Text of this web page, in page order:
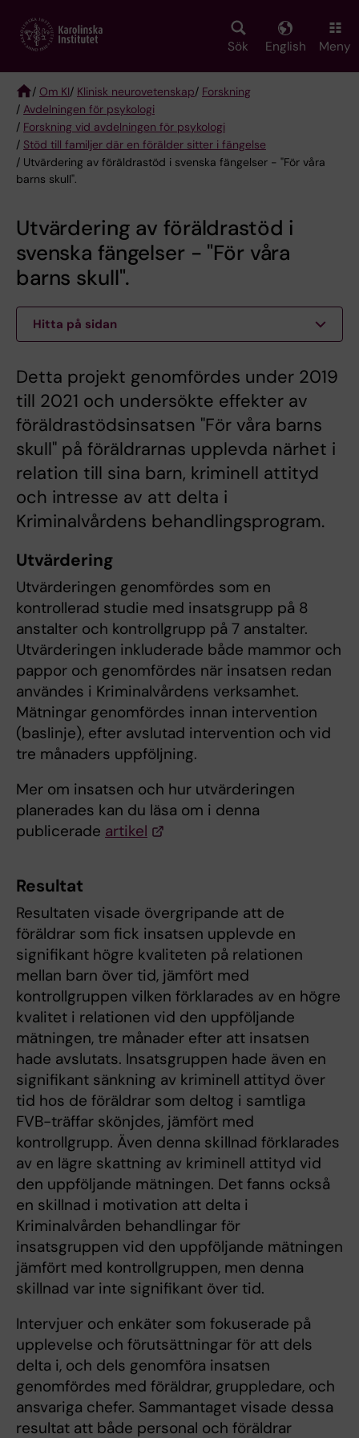
main
Sök English Meny
Breadcrumb
/ Om KI/ Klinisk neurovetenskap/ Forskning
/ Avdelningen för psykologi
/ Forskning vid avdelningen för psykologi
/ Stöd till familjer där en förälder sitter i fängelse
/ Utvärdering av föräldrastöd i svenska fängelser - "För våra
barns skull".
Utvärdering av föräldrastöd i
svenska fängelser - "För våra
barns skull".
Hitta på sidan
Detta projekt genomfördes under 2019
till 2021 och undersökte effekter av
föräldrastödsinsatsen "För våra barns
skull" på föräldrarnas upplevda närhet i
relation till sina barn, kriminell attityd
och intresse av att delta i
Kriminalvårdens behandlingsprogram.
Utvärdering
Utvärderingen genomfördes som en
kontrollerad studie med insatsgrupp på 8
anstalter och kontrollgrupp på 7 anstalter.
Utvärderingen inkluderade både mammor och
pappor och genomfördes när insatsen redan
användes i Kriminalvårdens verksamhet.
Mätningar genomfördes innan intervention
(baslinje), efter avslutad intervention och vid
tre månaders uppföljning.
Mer om insatsen och hur utvärderingen
planerades kan du läsa om i denna
publicerade artikel
Resultat
Resultaten visade övergripande att de
föräldrar som fick insatsen upplevde en
signifikant högre kvaliteten på relationen
mellan barn över tid, jämfört med
kontrollgruppen vilken förklarades av en högre
kvalitet i relationen vid den uppföljande
mätningen, tre månader efter att insatsen
hade avslutats. Insatsgruppen hade även en
signifikant sänkning av kriminell attityd över
tid hos de föräldrar som deltog i samtliga
FVB-träffar skönjdes, jämfört med
kontrollgrupp. Även denna skillnad förklarades
av en lägre skattning av kriminell attityd vid
den uppföljande mätningen. Det fanns också
en skillnad i motivation att delta i
Kriminalvården behandlingar för
insatsgruppen vid den uppföljande mätningen
jämfört med kontrollgruppen, men denna
skillnad var inte signifikant över tid.
Intervjuer och enkäter som fokuserade på
upplevelse och förutsättningar för att dels
delta i, och dels genomföra insatsen
genomfördes med föräldrar, gruppledare, och
ansvariga chefer. Sammantaget visade dessa
resultat att både personal och föräldrar